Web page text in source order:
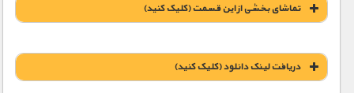
تماشای بخشی از این قسمت (کلیک کنید)
دریافت لينک دانلود (کليک کنيد)